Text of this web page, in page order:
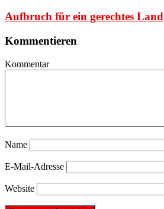
Aufbruch für ein gerechtes Land
Kommentieren
Kommentar
Name
E-Mail-Adresse
Website